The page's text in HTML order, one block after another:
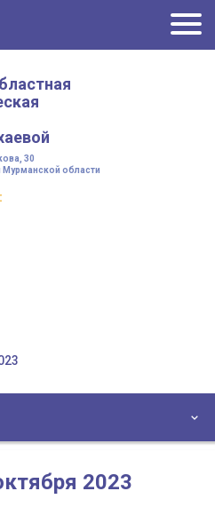
30
Мурманской области
:
2023